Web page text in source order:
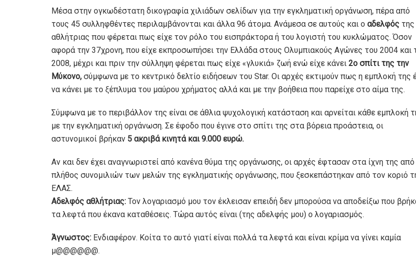
Μέσα στην ογκωδέστατη δικογραφία χιλιάδων σελίδων για την εγκληματική οργάνωση, πέρα από
τους 45 συλληφθέντες περιλαμβάνονται και άλλα 96 άτομα. Ανάμεσα σε αυτούς και ο αδελφός της
αθλήτριας που φέρεται πως είχε τον ρόλο του εισπράκτορα ή του λογιστή του κυκλώματος. Όσον
αφορά την 37χρονη, που είχε εκπροσωπήσει την Ελλάδα στους Ολυμπιακούς Αγώνες του 2004 και
2008, μέχρι και πριν την σύλληψη φέρεται πως είχε «γλυκιά» ζωή ενώ είχε κάνει 2ο σπίτι της την
Μύκονο, σύμφωνα με το κεντρικό δελτίο ειδήσεων του Star. Οι αρχές εκτιμούν πως η εμπλοκή της
να κάνει με το ξέπλυμα του μαύρου χρήματος αλλά και με την βοήθεια που παρείχε στο αίμα της.
Σύμφωνα με το περιβάλλον της είναι σε άθλια ψυχολογική κατάσταση και αρνείται κάθε εμπλοκή
με την εγκληματική οργάνωση. Σε έφοδο που έγινε στο σπίτι της στα βόρεια προάστεια, οι
αστυνομικοί βρήκαν 5 ακριβά κινητά και 9.000 ευρώ.
Αν και δεν έχει αναγνωριστεί από κανένα θύμα της οργάνωσης, οι αρχές έφτασαν στα ίχνη της από
πλήθος συνομιλιών των μελών της εγκληματικής οργάνωσης, που ξεσκεπάστηκαν από τον κοριό
ΕΛΑΣ.
Αδελφός αθλήτριας: Τον λογαριασμό μου τον έκλεισαν επειδή δεν μπορούσα να αποδείξω που
τα λεφτά που έκανα καταθέσεις. Τώρα αυτός είναι (της αδελφής μου) ο λογαριασμός.
Άγνωστος: Ενδιαφέρον. Κοίτα το αυτό γιατί είναι πολλά τα λεφτά και είναι κρίμα να γίνει καμία
μ@@@@@@.